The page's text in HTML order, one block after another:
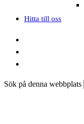
Hitta till oss
Sök på denna webbplats